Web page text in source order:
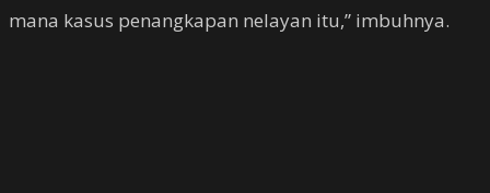
mana kasus penangkapan nelayan itu,” imbuhnya.